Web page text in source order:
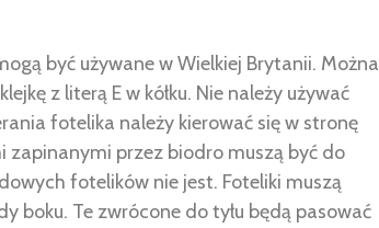
być używane w Wielkiej Brytanii. Można
z literą E w kółku. Nie należy używać
fotelika należy kierować się w stronę
zapinanymi przez biodro muszą być do
fotelików nie jest. Foteliki muszą
boku. Te zwrócone do tyłu będą pasować